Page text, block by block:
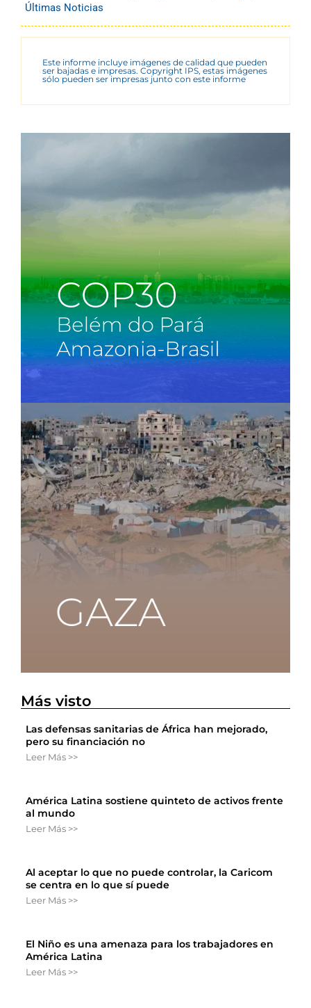
Últimas Noticias
Este informe incluye imágenes de calidad que pueden
ser bajadas e impresas. Copyright IPS, estas imágenes
sólo pueden ser impresas junto con este informe
Más visto
Las defensas sanitarias de África han mejorado,
pero su financiación no
Leer Más >>
América Latina sostiene quinteto de activos frente
al mundo
Leer Más >>
Al aceptar lo que no puede controlar, la Caricom
se centra en lo que sí puede
Leer Más >>
El Niño es una amenaza para los trabajadores en
América Latina
Leer Más >>